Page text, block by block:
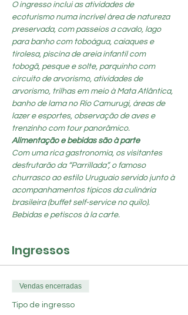
O ingresso inclui as atividades de
ecoturismo numa incrível área de natureza
preservada, com passeios a cavalo, lago
para banho com toboágua, caiaques e
tirolesa, piscina de areia infantil com
tobogã, pesque e solte, parquinho com
circuito de arvorismo, atividades de
arvorismo, trilhas em meio à Mata Atlântica,
banho de lama no Rio Camurugi, áreas de
lazer e esportes, observação de aves e
trenzinho com tour panorâmico.
Alimentação e bebidas são à parte
Com uma rica gastronomia, os visitantes
desfrutarão da “Parrillada”, o famoso
churrasco ao estilo Uruguaio servido junto à
acompanhamentos típicos da culinária
brasileira (buffet self-service no quilo).
Bebidas e petiscos à la carte.
Ingressos
Vendas encerradas
Tipo de ingresso